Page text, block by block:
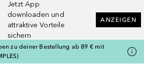
Jetzt App
downloaden und
attraktive Vorteile
sichern
ANZEIGEN
zu deiner Bestellung ab 89 € mit